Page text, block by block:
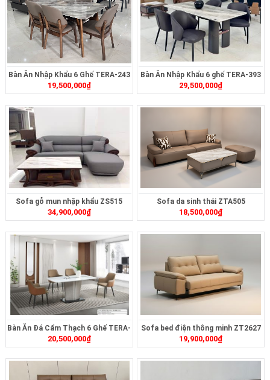
Bàn Ăn Nhập Khẩu 6 Ghế TERA-243
19,500,000₫
Bàn Ăn Nhập Khẩu 6 ghế TERA-393
29,500,000₫
Sofa gỗ mun nhập khẩu ZS515
34,900,000₫
Sofa da sinh thái ZTA505
18,500,000₫
Bàn Ăn Đá Cẩm Thạch 6 Ghế TERA-
MT2321
20,500,000₫
Sofa bed điện thông minh ZT2627
19,900,000₫